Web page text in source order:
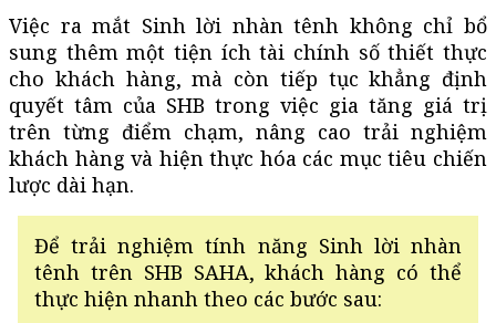
Việc ra mắt Sinh lời nhàn tênh không chỉ bổ
sung thêm một tiện ích tài chính số thiết thực
cho khách hàng, mà còn tiếp tục khẳng định
quyết tâm của SHB trong việc gia tăng giá trị
trên từng điểm chạm, nâng cao trải nghiệm
khách hàng và hiện thực hóa các mục tiêu chiến
lược dài hạn.
Để trải nghiệm tính năng Sinh lời nhàn
tênh trên SHB SAHA, khách hàng có thể
thực hiện nhanh theo các bước sau: